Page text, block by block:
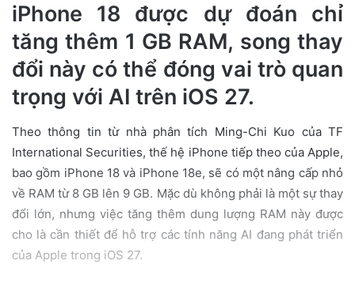
n
a
n
e
m
a
iPhone 18 được dự đoán chỉ
tăng thêm 1 GB RAM, song thay
đổi này có thể đóng vai trò quan
trọng với AI trên iOS 27.
Theo thông tin từ nhà phân tích Ming-Chi Kuo của TF
International Securities, thế hệ iPhone tiếp theo của Apple,
bao gồm iPhone 18 và iPhone 18e, sẽ có một nâng cấp nhỏ
về RAM từ 8 GB lên 9 GB. Mặc dù không phải là một sự thay
đổi lớn, nhưng việc tăng thêm dung lượng RAM này được
cho là cần thiết để hỗ trợ các tính năng AI đang phát triển
của Apple trong iOS 27.